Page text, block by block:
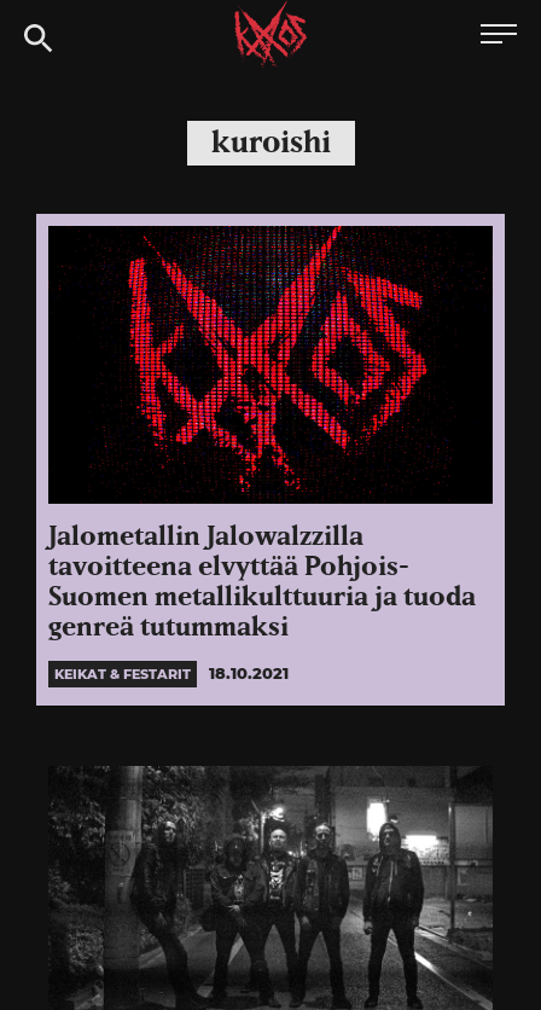
Siirry
suoraan
Kaaoszine
kuroishi
Jalometallin Jalowalzzilla
tavoitteena elvyttää Pohjois-
Suomen metallikulttuuria ja tuoda
genreä tutummaksi
KEIKAT & FESTARIT 18.10.2021